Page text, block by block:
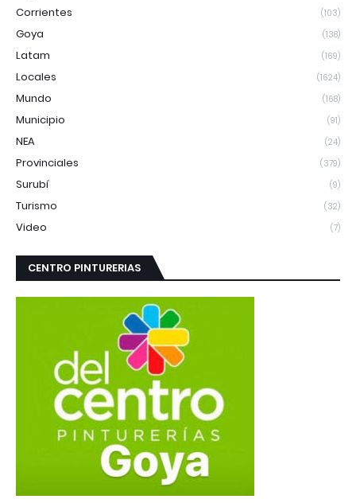
Corrientes (103)
Goya (138)
Latam (169)
Locales (1624)
Mundo (168)
Municipio (91)
NEA (24)
Provinciales (379)
Surubí (9)
Turismo (32)
Video (7)
CENTRO PINTURERIAS